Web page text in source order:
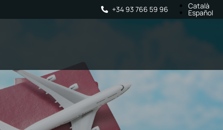
+34 93 766 59 96 Català
Español